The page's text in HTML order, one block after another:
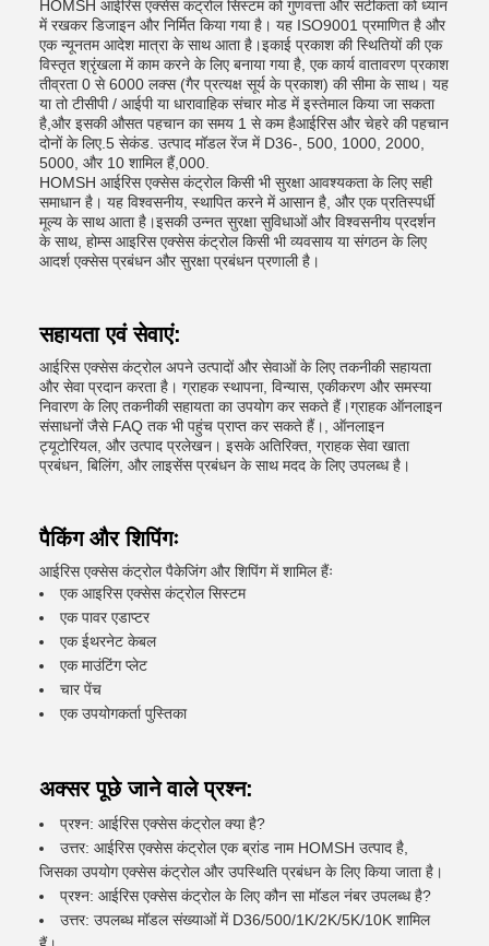
HOMSH आईरिस एक्सेस कंट्रोल सिस्टम को गुणवत्ता और सटीकता को ध्यान
में रखकर डिजाइन और निर्मित किया गया है। यह ISO9001 प्रमाणित है और
एक न्यूनतम आदेश मात्रा के साथ आता है।इकाई प्रकाश की स्थितियों की एक
विस्तृत श्रृंखला में काम करने के लिए बनाया गया है, एक कार्य वातावरण प्रकाश
तीव्रता 0 से 6000 लक्स (गैर प्रत्यक्ष सूर्य के प्रकाश) की सीमा के साथ। यह
या तो टीसीपी / आईपी या धारावाहिक संचार मोड में इस्तेमाल किया जा सकता
है,और इसकी औसत पहचान का समय 1 से कम हैआईरिस और चेहरे की पहचान
दोनों के लिए.5 सेकंड. उत्पाद मॉडल रेंज में D36-, 500, 1000, 2000,
5000, और 10 शामिल हैं,000.
HOMSH आईरिस एक्सेस कंट्रोल किसी भी सुरक्षा आवश्यकता के लिए सही
समाधान है। यह विश्वसनीय, स्थापित करने में आसान है, और एक प्रतिस्पर्धी
मूल्य के साथ आता है।इसकी उन्नत सुरक्षा सुविधाओं और विश्वसनीय प्रदर्शन
के साथ, होम्स आइरिस एक्सेस कंट्रोल किसी भी व्यवसाय या संगठन के लिए
आदर्श एक्सेस प्रबंधन और सुरक्षा प्रबंधन प्रणाली है।
सहायता एवं सेवाएं:
आईरिस एक्सेस कंट्रोल अपने उत्पादों और सेवाओं के लिए तकनीकी सहायता
और सेवा प्रदान करता है। ग्राहक स्थापना, विन्यास, एकीकरण और समस्या
निवारण के लिए तकनीकी सहायता का उपयोग कर सकते हैं।ग्राहक ऑनलाइन
संसाधनों जैसे FAQ तक भी पहुंच प्राप्त कर सकते हैं।, ऑनलाइन
ट्यूटोरियल, और उत्पाद प्रलेखन। इसके अतिरिक्त, ग्राहक सेवा खाता
प्रबंधन, बिलिंग, और लाइसेंस प्रबंधन के साथ मदद के लिए उपलब्ध है।
पैकिंग और शिपिंगः
आईरिस एक्सेस कंट्रोल पैकेजिंग और शिपिंग में शामिल हैंः
एक आइरिस एक्सेस कंट्रोल सिस्टम
एक पावर एडाप्टर
एक ईथरनेट केबल
एक माउंटिंग प्लेट
चार पेंच
एक उपयोगकर्ता पुस्तिका
अक्सर पूछे जाने वाले प्रश्न:
प्रश्न: आईरिस एक्सेस कंट्रोल क्या है?
उत्तर: आईरिस एक्सेस कंट्रोल एक ब्रांड नाम HOMSH उत्पाद है,
जिसका उपयोग एक्सेस कंट्रोल और उपस्थिति प्रबंधन के लिए किया जाता है।
प्रश्न: आईरिस एक्सेस कंट्रोल के लिए कौन सा मॉडल नंबर उपलब्ध है?
उत्तर: उपलब्ध मॉडल संख्याओं में D36/500/1K/2K/5K/10K शामिल